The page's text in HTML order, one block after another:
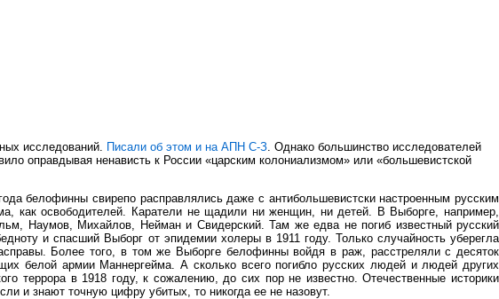
исследований. Писали об этом и на АПН С-З. Однако большинство исследователей
оправдывая ненависть к России «царским колониализмом» или «большевистской
белофинны свирепо расправлялись даже с антибольшевистски настроенным русским
как освободителей. Каратели не щадили ни женщин, ни детей. В Выборге, например,
Наумов, Михайлов, Нейман и Свидерский. Там же едва не погиб известный русский
и спасший Выборг от эпидемии холеры в 1911 году. Только случайность уберегла
Более того, в том же Выборге белофинны войдя в раж, расстреляли с десяток
белой армии Маннергейма. А сколько всего погибло русских людей и людей других
террора в 1918 году, к сожалению, до сих пор не известно. Отечественные историки
и знают точную цифру убитых, то никогда ее не назовут.